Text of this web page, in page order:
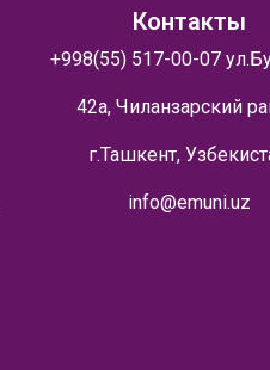
Контакты
+998(55) 517-00-07
42а, Чиланзарский
г.Ташкент,
info@emuni.uz